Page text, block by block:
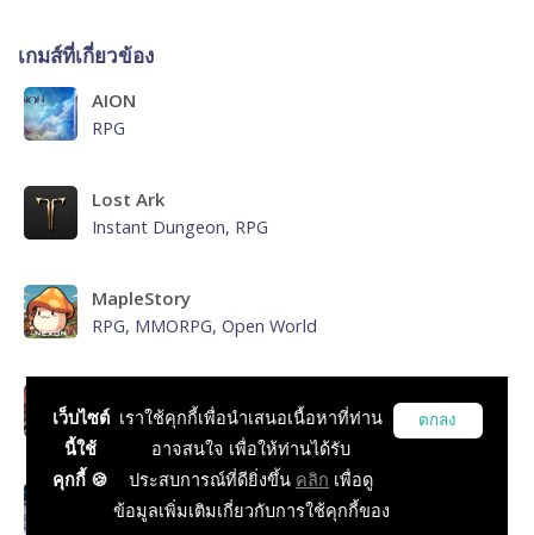
เกมส์ที่เกี่ยวข้อง
AION
RPG
Lost Ark
Instant Dungeon, RPG
MapleStory
RPG, MMORPG, Open World
RPG, Action, MMORPG, Open World
MMORPG
RPG, MMORPG, บทความทั่วไป
เว็บไซต์
นี้ใช้
คุกกี้ 🍪
เราใช้คุกกี้เพื่อนำเสนอเนื้อหาที่ท่าน
อาจสนใจ เพื่อให้ท่านได้รับ
ประสบการณ์ที่ดียิ่งขึ้น คลิก เพื่อดู
ข้อมูลเพิ่มเติมเกี่ยวกับการใช้คุกกี้ของ
ตกลง